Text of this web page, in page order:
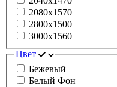
2080х1570
2800х1500
3000х1560
Цвет
Бежевый
Белый Фон